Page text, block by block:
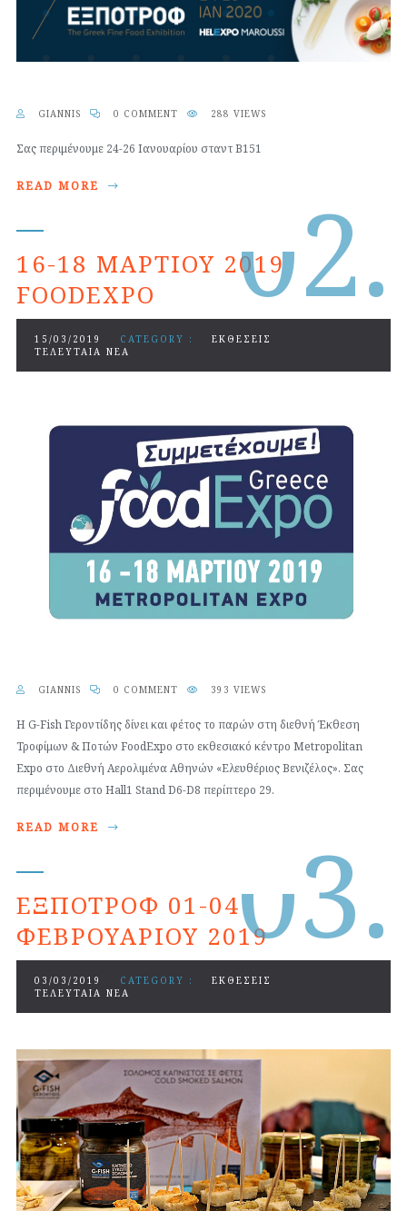
GIANNIS 0 COMMENT 288 VIEWS
Σας περιμένουμε 24-26 Ιανουαρίου σταντ Β151
READ MORE
16-18 ΜΑΡΤΊΟΥ 2019
FOODEXPO
15/03/2019 CATEGORY :
ΕΚΘΕΣΕΙΣ
ΤΕΛΕΥΤΑΙΑ ΝΕΑ
GIANNIS 0 COMMENT 393 VIEWS
H G-Fish Γεροντίδης δίνει και φέτος το παρών στη διεθνή Έκθεση
Τροφίμων & Ποτών FoodExpo στο εκθεσιακό κέντρο Metropolitan
Expo στο Διεθνή Αερολιμένα Αθηνών «Ελευθέριος Βενιζέλος». Σας
περιμένουμε στο Hall1 Stand D6-D8 περίπτερο 29.
READ MORE
02.
ΕΞΠΟΤΡΟΦ 01-04
ΦΕΒΡΟΥΑΡΊΟΥ 2019
03/03/2019 CATEGORY :
ΕΚΘΕΣΕΙΣ
ΤΕΛΕΥΤΑΙΑ ΝΕΑ
03.